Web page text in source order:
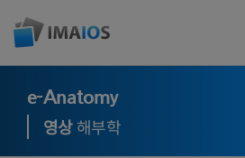
e-Anatomy
영상해부학